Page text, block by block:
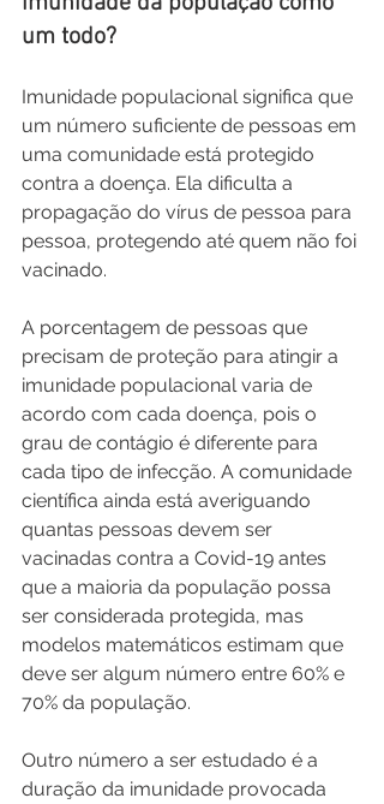
um todo?
Imunidade populacional significa que
um número suficiente de pessoas em
uma comunidade está protegido
contra a doença. Ela dificulta a
propagação do vírus de pessoa para
pessoa, protegendo até quem não foi
vacinado.
A porcentagem de pessoas que
precisam de proteção para atingir a
imunidade populacional varia de
acordo com cada doença, pois o
grau de contágio é diferente para
cada tipo de infecção. A comunidade
científica ainda está averiguando
quantas pessoas devem ser
vacinadas contra a Covid-19 antes
que a maioria da população possa
ser considerada protegida, mas
modelos matemáticos estimam que
deve ser algum número entre 60% e
70% da população.
Outro número a ser estudado é a
duração da imunidade provocada